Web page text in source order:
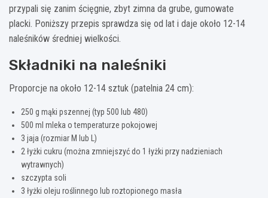
przypali się zanim ścięgnie, zbyt zimna da grube, gumowate
placki. Poniższy przepis sprawdza się od lat i daje około 12-14
naleśników średniej wielkości.
Składniki na naleśniki
Proporcje na około 12-14 sztuk (patelnia 24 cm):
250 g mąki pszennej (typ 500 lub 480)
500 ml mleka o temperaturze pokojowej
3 jaja (rozmiar M lub L)
2 łyżki cukru (można zmniejszyć do 1 łyżki przy nadzieniach
wytrawnych)
szczypta soli
3 łyżki oleju roślinnego lub roztopionego masła